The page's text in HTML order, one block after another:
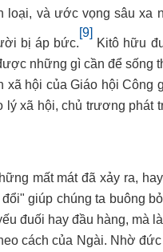
loại, và ước vọng sâu xa
bị áp bức.
[9]
Kitô hữu
những gì cần để sống
xã hội của Giáo hội Công
xã hội, chủ trương phát
mất mát đã xảy ra,
giúp chúng ta buông
đuối hay đầu hàng, mà
cách của Ngài. Nhờ đức